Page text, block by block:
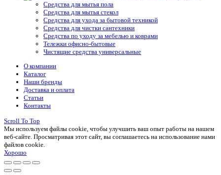
Средства для мытья пола
Средства для мытья стекол
Средства для ухода за бытовой техникой
Средства для чистки сантехники
Средства по уходу за мебелью и коврами
Тележки офисно-бытовые
Чистящие средства универсальные
О компании
Каталог
Наши бренды
Доставка и оплата
Статьи
Контакты
Scroll To Top
Мы используем файлы cookie, чтобы улучшить ваш опыт работы на нашем
веб-сайте. Просматривая этот сайт, вы соглашаетесь на использование нами
файлов cookie.
Хорошо